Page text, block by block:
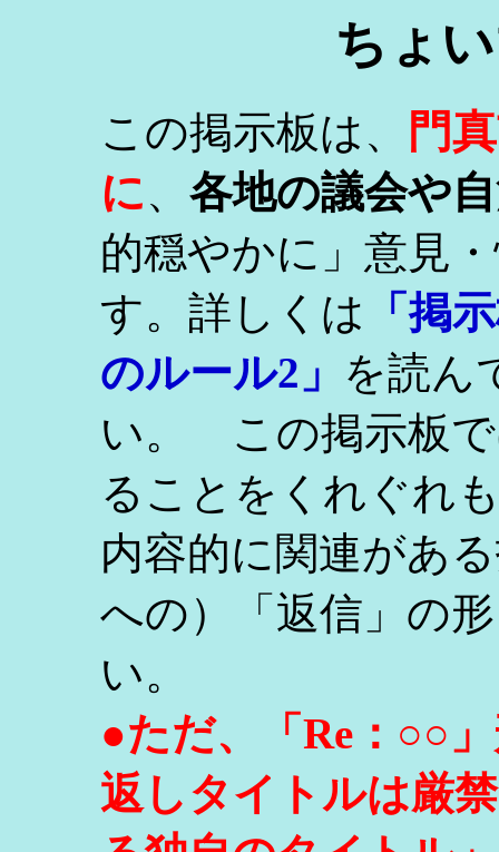
ちょ
この掲示板は、
門
に、 各地の議会や
的穏やかに」意見
す。詳しくは
「掲
のルール2」 を読ん
い。 この掲示板で
ることをくれぐれ
内容的に関連があ
への）「返信」の
い。
●ただ、「Re：○○
返しタイトルは厳